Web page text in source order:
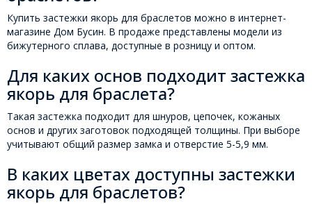
Купить застежки якорь для браслетов можно в интернет-
магазине Дом Бусин. В продаже представлены модели из
бижутерного сплава, доступные в розницу и оптом.
Для каких основ подходит застежка
якорь для браслета?
Такая застежка подходит для шнуров, цепочек, кожаных
основ и других заготовок подходящей толщины. При выборе
учитывают общий размер замка и отверстие 5-5,9 мм.
В каких цветах доступны застежки
якорь для браслетов?